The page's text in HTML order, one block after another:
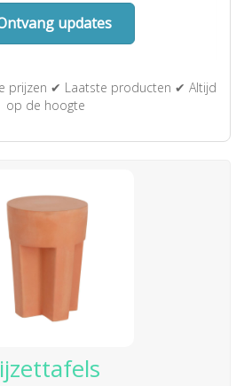
updates
prijzen ✔ Laatste producten ✔ Altijd
op de hoogte